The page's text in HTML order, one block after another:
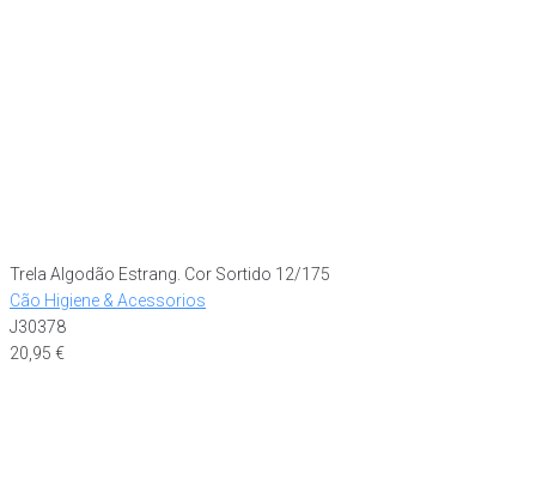
Trela Algodão Estrang. Cor Sortido 12/175
Cão Higiene & Acessorios
J30378
20,95 €